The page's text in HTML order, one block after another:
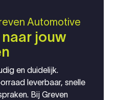
Automotive
naar jouw
en duidelijk.
leverbaar, snelle
Bij Greven